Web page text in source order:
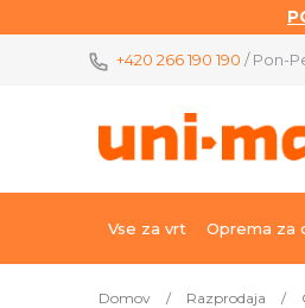
+420 266 190 190 / Pon-
Vse za vrt Oprema za
Domov / Razprodaja /